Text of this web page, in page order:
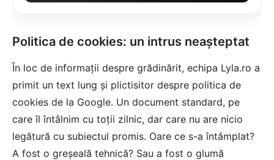
Politica de cookies: un intrus neașteptat
În loc de informații despre grădinărit, echipa Lyla.ro a
primit un text lung și plictisitor despre politica de
cookies de la Google. Un document standard, pe
care îl întâlnim cu toții zilnic, dar care nu are nicio
legătură cu subiectul promis. Oare ce s-a întâmplat?
A fost o greșeală tehnică? Sau a fost o glumă